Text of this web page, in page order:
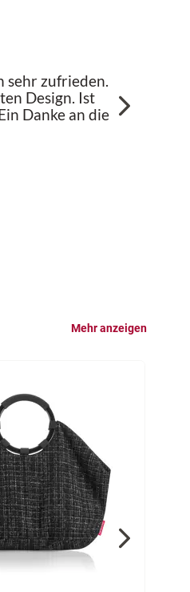
sehr zufrieden.
Design. Ist
Danke an die
Mehr anzeigen